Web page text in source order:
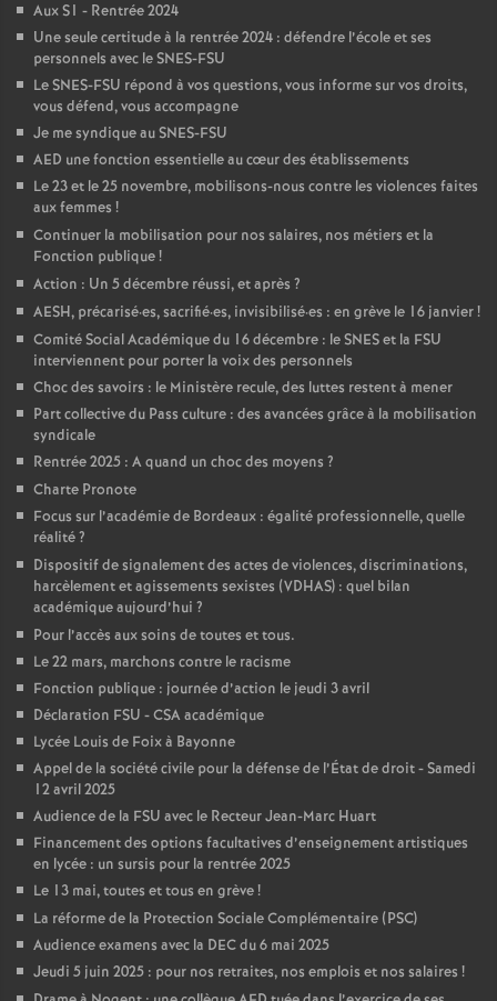
é
O
r
l
a
n
T
o
r
Aux S1 - Rentrée 2024
Une seule certitude à la rentrée 2024 : défendre l’école et ses
personnels avec le SNES-FSU
Le SNES-FSU répond à vos questions, vous informe sur vos droits,
vous défend, vous accompagne
Je me syndique au SNES-FSU
AED une fonction essentielle au cœur des établissements
Le 23 et le 25 novembre, mobilisons-nous contre les violences faites
aux femmes !
Continuer la mobilisation pour nos salaires, nos métiers et la
Fonction publique!
Action : Un 5 décembre réussi, et après ?
AESH, précarisé·es, sacrifié·es, invisibilisé·es : en grève le 16 janvier!
Comité Social Académique du 16 décembre : le SNES et la FSU
interviennent pour porter la voix des personnels
Choc des savoirs : le Ministère recule, des luttes restent à mener
Part collective du Pass culture : des avancées grâce à la mobilisation
syndicale
Rentrée 2025 : A quand un choc des moyens ?
Charte Pronote
Focus sur l’académie de Bordeaux : égalité professionnelle, quelle
réalité?
Dispositif de signalement des actes de violences, discriminations,
harcèlement et agissements sexistes (VDHAS) : quel bilan
académique aujourd’hui ?
Pour l’accès aux soins de toutes et tous.
Le 22 mars, marchons contre le racisme
Fonction publique : journée d’action le jeudi 3 avril
Déclaration FSU - CSA académique
Lycée Louis de Foix à Bayonne
Appel de la société civile pour la défense de l’État de droit - Samedi
12 avril 2025
Audience de la FSU avec le Recteur Jean-Marc Huart
Financement des options facultatives d’enseignement artistiques
en lycée : un sursis pour la rentrée 2025
Le 13 mai, toutes et tous en grève!
La réforme de la Protection Sociale Complémentaire (PSC)
Audience examens avec la DEC du 6 mai 2025
Jeudi 5 juin 2025 : pour nos retraites, nos emplois et nos salaires !